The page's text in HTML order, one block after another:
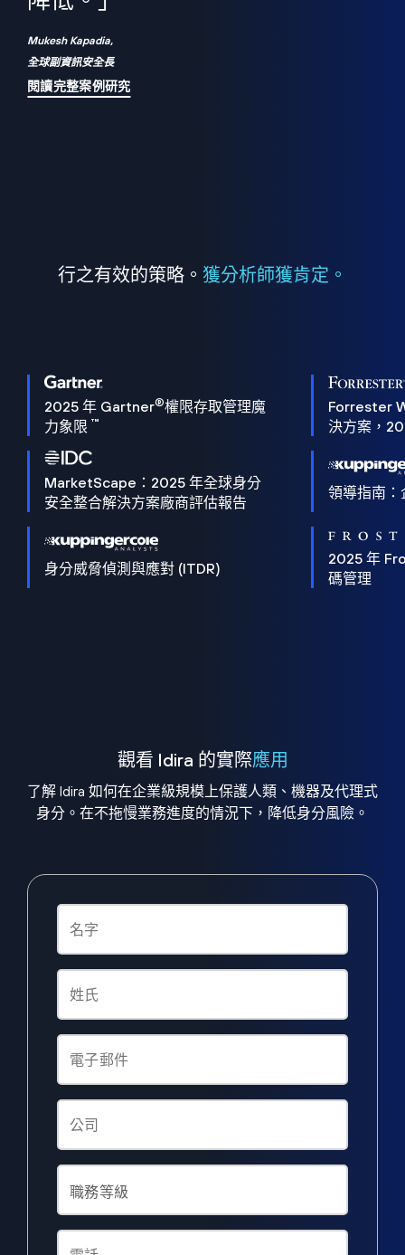
Mukesh Kapadia,
全球副資訊安全長
閱讀完整案例研究
行之有效的策略。 獲分析師獲肯定。
2025 年 Gartner®權限存取管理魔
力象限 ™
Forrester
決方案，
MarketScape：2025 年全球身分
安全整合解決方案廠商評估報告
領導指南
身分威脅偵測與應對 (ITDR)
2025 年
碼管理
觀看 Idira 的實際應用
了解 Idira 如何在企業級規模上保護人類、機器及代理式
身分。在不拖慢業務進度的情況下，降低身分風險。